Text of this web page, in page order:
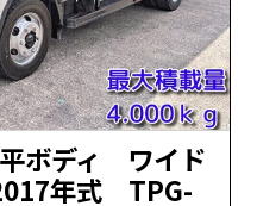
ボディ ワイド
年式 TPG-